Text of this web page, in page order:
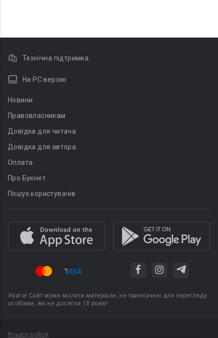
Технічна підтримка
На PC версію
Новини
Правовласникам
Довідка для читача
Довідка для автора
Оплата
Про Букнет
Пошук користувачів
Увага! Сайт може містити матеріали, не призначені для перегляду
особами, які не досягли 18 років!
Privacy policy